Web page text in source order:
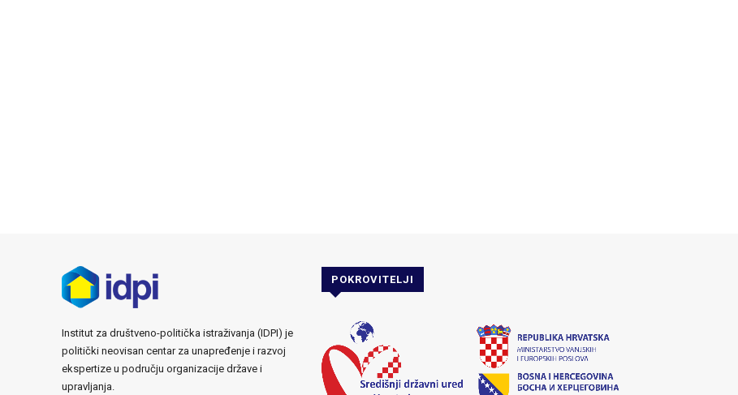
Institut za društveno-politička istraživanja (IDPI) je
politički neovisan centar za unapređenje i razvoj
ekspertize u području organizacije države i
upravljanja.
POKROVITELJI